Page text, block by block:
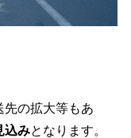
先の拡大等もあ
込みとなります。